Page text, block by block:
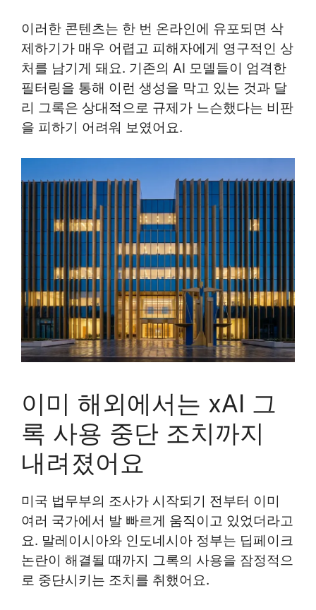
이러한 콘텐츠는 한 번 온라인에 유포되면 삭
제하기가 매우 어렵고 피해자에게 영구적인 상
처를 남기게 돼요. 기존의 AI 모델들이 엄격한
필터링을 통해 이런 생성을 막고 있는 것과 달
리 그록은 상대적으로 규제가 느슨했다는 비판
을 피하기 어려워 보였어요.
이미 해외에서는 xAI 그
록 사용 중단 조치까지
내려졌어요
미국 법무부의 조사가 시작되기 전부터 이미
여러 국가에서 발 빠르게 움직이고 있었더라고
요. 말레이시아와 인도네시아 정부는 딥페이크
논란이 해결될 때까지 그록의 사용을 잠정적으
로 중단시키는 조치를 취했어요.